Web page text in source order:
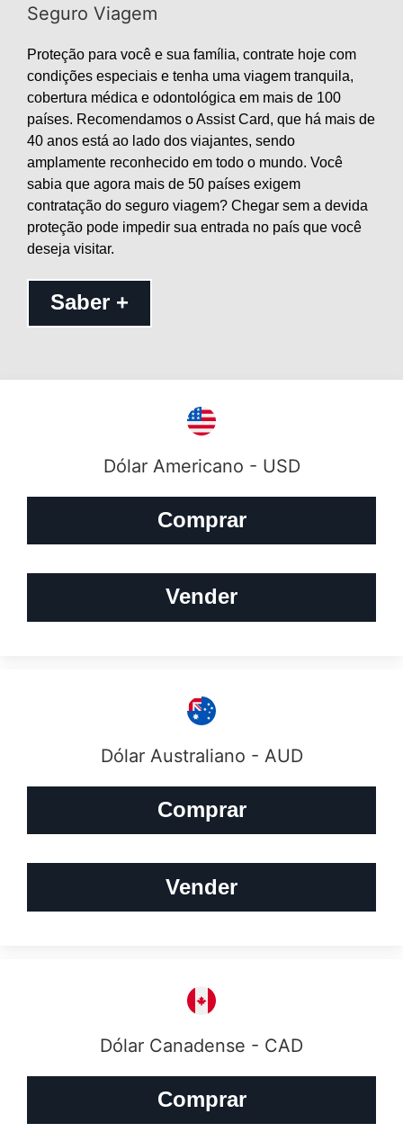
Seguro Viagem
Proteção para você e sua família, contrate hoje com
condições especiais e tenha uma viagem tranquila,
cobertura médica e odontológica em mais de 100
países. Recomendamos o Assist Card, que há mais de
40 anos está ao lado dos viajantes, sendo
amplamente reconhecido em todo o mundo. Você
sabia que agora mais de 50 países exigem
contratação do seguro viagem? Chegar sem a devida
proteção pode impedir sua entrada no país que você
deseja visitar.
Saber +
Dólar Americano - USD
Comprar
Vender
Dólar Australiano - AUD
Comprar
Vender
Dólar Canadense - CAD
Comprar